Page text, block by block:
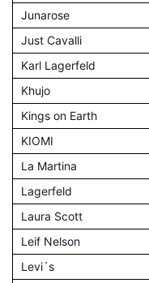
Junarose
Just Cavalli
Karl Lagerfeld
Khujo
Kings on Earth
KIOMI
La Martina
Lagerfeld
Laura Scott
Leif Nelson
Levi´s